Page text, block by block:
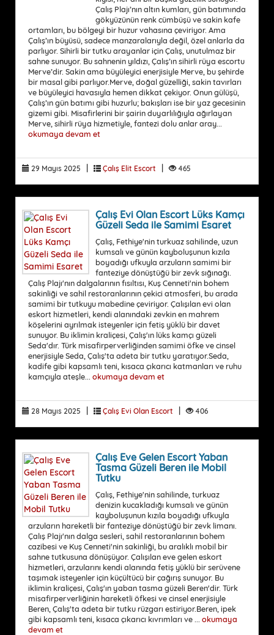
Çalış Plajı’nın altın kumları, gün batımında
gökyüzünün renk cümbüşü ve sakin kafe
ortamları, bu bölgeyi bir huzur vahasına çeviriyor. Ama
Çalış’ın büyüsü, sadece manzaralarıyla değil, özel anlarla da
parlıyor. Sihirli bir tutku arayanlar için Çalış, unutulmaz bir
sahne sunuyor. Bu sahnenin yıldızı, Çalış’ın sihirli rüya escortu
Merve’dir. Sakin ama büyüleyici enerjisiyle Merve, bu şehirde
bir masal gibi parlıyor.Merve, doğal güzelliği, sakin tavırları
ve büyüleyici havasıyla hemen dikkat çekiyor. Onun gülüşü,
Çalış’ın gün batımı gibi huzurlu; bakışları ise bir yaz gecesinin
gizemi gibi. Misafirlerini bir şairin duyarlılığıyla ağırlayan
Merve, sihirli rüya hizmetiyle, fantezi dolu anlar aray...
okumaya devam et
29 Mayıs 2025 | Çalış Elit Escort | 465
Çalış Evi Olan Escort Lüks Kamçı
Güzeli Seda ile Samimi Esaret
Çalış, Fethiye'nin turkuaz sahilinde, uzun
kumsalı ve günün kayboluşunun kızıla
boyadığı ufkuyla arzuların samimi bir
fanteziye dönüştüğü bir zevk sığınağı.
Çalış Plajı'nın dalgalarının fısıltısı, Kuş Cenneti'nin bohem
sakinliği ve sahil restoranlarının çekici atmosferi, bu arada
samimi bir tutkuyu mabedine çeviriyor. Çalışılan evi olan
eskort hizmetleri, kendi alanındaki zevkin en mahrem
köşelerini ayrılmak isteyenler için fetiş yüklü bir davet
sunuyor. Bu iklimin kraliçesi, Çalış'ın lüks kamçı güzeli
Seda'dır. Türk misafirperverliğinden samimi öfke ve cinsel
enerjisiyle Seda, Çalış'ta adeta bir tutku yaratıyor.Seda,
kadife gibi kapsamlı teni, kısaca çıkarıcı katmanları ve ruhu
kamçıyla ateşle... okumaya devam et
28 Mayıs 2025 | Çalış Evi Olan Escort | 406
Çalış Eve Gelen Escort Yaban
Tasma Güzeli Beren ile Mobil
Tutku
Çalış, Fethiye'nin sahilinde, turkuaz
denizin kucakladığı kumsalı ve günün
kayboluşunun kızıla boyadığı ufkuyla
arzuların hareketli bir fanteziye dönüştüğü bir zevk limanı.
Çalış Plajı'nın dalga sesleri, sahil restoranlarının bohem
cazibesi ve Kuş Cenneti'nin sakinliği, bu aralıklı mobil bir
sahne tutkusuna dönüşüyor. Çalışılan eve gelen eskort
hizmetleri, arzularını kendi alanında fetiş yüklü bir serüvene
taşımak isteyenler için küçültücü bir çağırış sunuyor. Bu
iklimin kraliçesi, Çalış'ın yaban tasma güzeli Beren'dir. Türk
misafirperverliğinin hareketli öfkesi ve cinsel enerjisiyle
Beren, Çalış'ta adeta bir tutku rüzgarı estiriyor.Beren, ipek
gibi kapsamlı teni, kısaca çıkarıcı kıvrımları ve ... okumaya
devam et